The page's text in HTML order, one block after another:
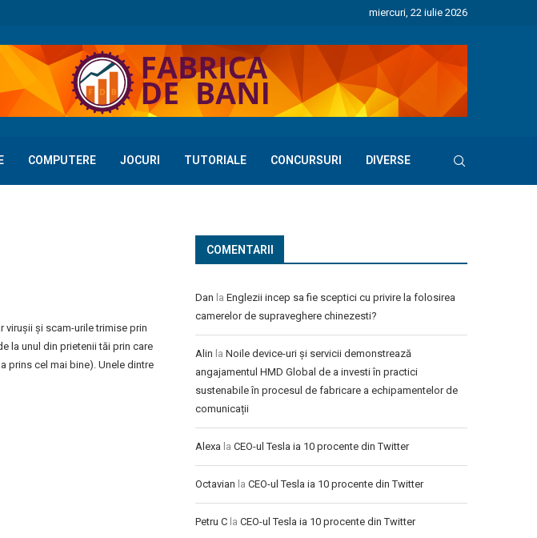
miercuri, 22 iulie 2026
COMPUTERE JOCURI TUTORIALE CONCURSURI DIVERSE
virușii și scam-urile trimise prin
la unul din prietenii tăi prin care
prins cel mai bine). Unele dintre
COMENTARII
Dan la Englezii incep sa fie sceptici cu privire la folosirea
camerelor de supraveghere chinezesti?
Alin la Noile device-uri și servicii demonstrează
angajamentul HMD Global de a investi în practici
sustenabile în procesul de fabricare a echipamentelor de
comunicații
Alexa la CEO-ul Tesla ia 10 procente din Twitter
Octavian la CEO-ul Tesla ia 10 procente din Twitter
Petru C la CEO-ul Tesla ia 10 procente din Twitter